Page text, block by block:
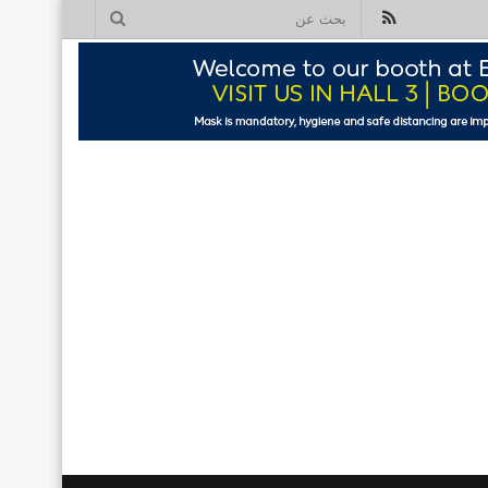
بحث
ملخص
الموقع
RSS